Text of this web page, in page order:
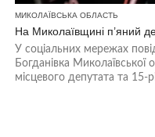
МИКОЛАЇВСЬКА ОБЛАСТЬ
На Миколаївщині п’яний
У соціальних мережах
Богданівка
місцевого депутата та 15-